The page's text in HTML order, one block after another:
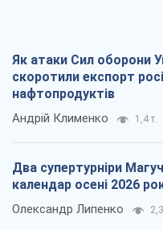
Як атаки Сил оборони
скоротили експорт
нафтопродуктів
Андрій Клименко 1,4 т.
Два супертурніри
календар осені 2026
Олександр Липенко